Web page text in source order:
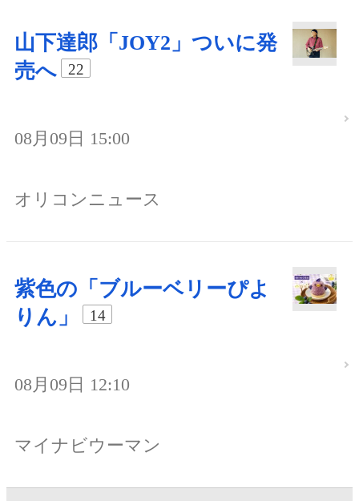
山下達郎「JOY2」ついに発
売へ
22
08月09日 15:00
オリコンニュース
紫色の「ブルーベリーぴよ
りん」
14
08月09日 12:10
マイナビウーマン